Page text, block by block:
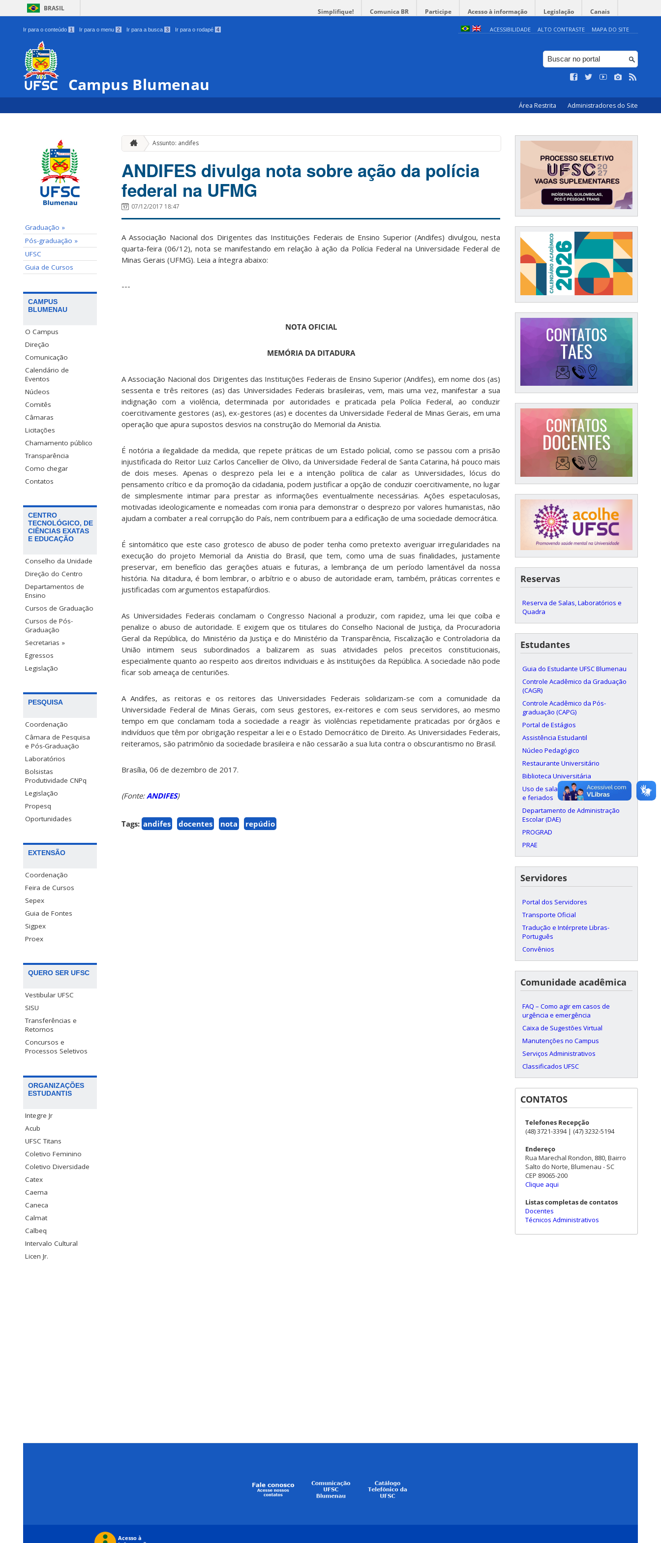
BRASIL Simplifique! Comunica BR Participe Acesso à informação Legislação Canais
Ir para o conteúdo 1 Ir para o menu 2 Ir para a busca 3 Ir para o rodapé 4 ACESSIBILIDADE ALTO CONTRASTE MAPA DO SITE
Campus Blumenau
Área Restrita Administradores do Site
Graduação »
Pós-graduação »
UFSC
Guia de Cursos
CAMPUS
BLUMENAU
O Campus
Direção
Comunicação
Calendário de
Eventos
Núcleos
Comitês
Câmaras
Licitações
Chamamento público
Transparência
Como chegar
Contatos
CENTRO
TECNOLÓGICO, DE
CIÊNCIAS EXATAS
E EDUCAÇÃO
Conselho da Unidade
Direção do Centro
Departamentos de
Ensino
Cursos de Graduação
Cursos de Pós-
Graduação
Secretarias »
Egressos
Legislação
PESQUISA
Coordenação
Câmara de Pesquisa
e Pós-Graduação
Laboratórios
Bolsistas
Produtividade CNPq
Legislação
Propesq
Oportunidades
EXTENSÃO
Coordenação
Feira de Cursos
Sepex
Guia de Fontes
Sigpex
Proex
QUERO SER UFSC
Vestibular UFSC
SISU
Transferências e
Retornos
Concursos e
Processos Seletivos
ORGANIZAÇÕES
ESTUDANTIS
Integre Jr
Acub
UFSC Titans
Coletivo Feminino
Coletivo Diversidade
Catex
Caema
Caneca
Calmat
Calbeq
Intervalo Cultural
Licen Jr.
Assunto: andifes
ANDIFES divulga nota sobre ação da polícia
federal na UFMG
07/12/2017 18:47
A Associação Nacional dos Dirigentes das Instituições Federais de Ensino Superior (Andifes) divulgou, nesta
quarta-feira (06/12), nota se manifestando em relação à ação da Polícia Federal na Universidade Federal de
Minas Gerais (UFMG). Leia a íntegra abaixo:
---
NOTA OFICIAL
MEMÓRIA DA DITADURA
A Associação Nacional dos Dirigentes das Instituições Federais de Ensino Superior (Andifes), em nome dos (as)
sessenta e três reitores (as) das Universidades Federais brasileiras, vem, mais uma vez, manifestar a sua
indignação com a violência, determinada por autoridades e praticada pela Polícia Federal, ao conduzir
coercitivamente gestores (as), ex-gestores (as) e docentes da Universidade Federal de Minas Gerais, em uma
operação que apura supostos desvios na construção do Memorial da Anistia.
É notória a ilegalidade da medida, que repete práticas de um Estado policial, como se passou com a prisão
injustificada do Reitor Luiz Carlos Cancellier de Olivo, da Universidade Federal de Santa Catarina, há pouco mais
de dois meses. Apenas o desprezo pela lei e a intenção política de calar as Universidades, lócus do
pensamento crítico e da promoção da cidadania, podem justificar a opção de conduzir coercitivamente, no lugar
de simplesmente intimar para prestar as informações eventualmente necessárias. Ações espetaculosas,
motivadas ideologicamente e nomeadas com ironia para demonstrar o desprezo por valores humanistas, não
ajudam a combater a real corrupção do País, nem contribuem para a edificação de uma sociedade democrática.
É sintomático que este caso grotesco de abuso de poder tenha como pretexto averiguar irregularidades na
execução do projeto Memorial da Anistia do Brasil, que tem, como uma de suas finalidades, justamente
preservar, em benefício das gerações atuais e futuras, a lembrança de um período lamentável da nossa
história. Na ditadura, é bom lembrar, o arbítrio e o abuso de autoridade eram, também, práticas correntes e
justificadas com argumentos estapafúrdios.
As Universidades Federais conclamam o Congresso Nacional a produzir, com rapidez, uma lei que coíba e
penalize o abuso de autoridade. E exigem que os titulares do Conselho Nacional de Justiça, da Procuradoria
Geral da República, do Ministério da Justiça e do Ministério da Transparência, Fiscalização e Controladoria da
União intimem seus subordinados a balizarem as suas atividades pelos preceitos constitucionais,
especialmente quanto ao respeito aos direitos individuais e às instituições da República. A sociedade não pode
ficar sob ameaça de centuriões.
A Andifes, as reitoras e os reitores das Universidades Federais solidarizam-se com a comunidade da
Universidade Federal de Minas Gerais, com seus gestores, ex-reitores e com seus servidores, ao mesmo
tempo em que conclamam toda a sociedade a reagir às violências repetidamente praticadas por órgãos e
indivíduos que têm por obrigação respeitar a lei e o Estado Democrático de Direito. As Universidades Federais,
reiteramos, são patrimônio da sociedade brasileira e não cessarão a sua luta contra o obscurantismo no Brasil.
Brasília, 06 de dezembro de 2017.
(Fonte:ANDIFES)
Tags: andifes docentes nota repúdio
Reservas
Reserva de Salas, Laboratórios e
Quadra
Estudantes
Guia do Estudante UFSC Blumenau
Controle Acadêmico da Graduação
(CAGR)
Controle Acadêmico da Pós-
graduação (CAPG)
Portal de Estágios
Assistência Estudantil
Núcleo Pedagógico
Restaurante Universitário
Biblioteca Universitária
Uso de salas aos finais de semana
e feriados
Departamento de Administração
Escolar (DAE)
PROGRAD
PRAE
Servidores
Portal dos Servidores
Transporte Oficial
Tradução e Intérprete Libras-
Português
Convênios
Comunidade acadêmica
FAQ – Como agir em casos de
urgência e emergência
Caixa de Sugestões Virtual
Manutenções no Campus
Serviços Administrativos
Classificados UFSC
CONTATOS
Telefones Recepção
(48) 3721-3394 | (47) 3232-5194
Endereço
Rua Marechal Rondon, 880, Bairro
Salto do Norte, Blumenau - SC
CEP 89065-200
Clique aqui
Listas completas de contatos
Docentes
Técnicos Administrativos